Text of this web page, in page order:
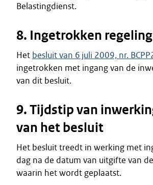
Belastingdienst.
8. Ingetrokken regeling
Het besluit van 6 juli 2009, nr.
ingetrokken met ingang van de
van dit besluit.
9. Tijdstip van
van het besluit
Het besluit treedt in werking met
dag na de datum van uitgifte van
waarin het wordt geplaatst.